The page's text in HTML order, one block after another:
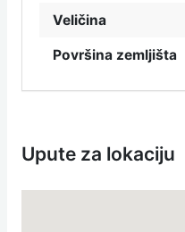
Veličina
Površina zemljišta
Upute za lokaciju